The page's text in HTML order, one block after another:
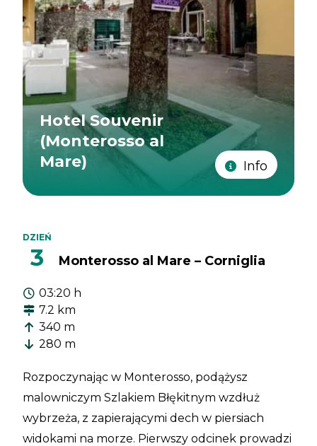
Hotel Souvenir
(Monterosso al
Mare)
Info
DZIEŃ
3 Monterosso al Mare – Corniglia
03:20 h
7.2 km
340 m
280 m
Rozpoczynając w Monterosso, podążysz
malowniczym Szlakiem Błękitnym wzdłuż
wybrzeża, z zapierającymi dech w piersiach
widokami na morze. Pierwszy odcinek prowadzi